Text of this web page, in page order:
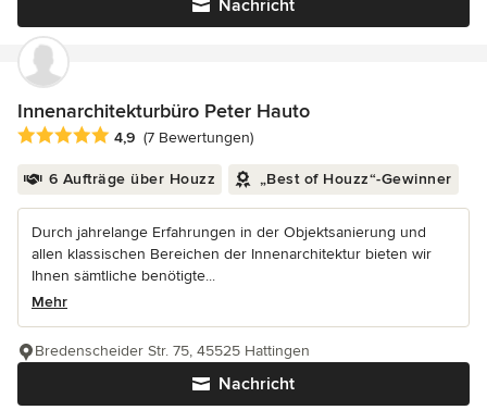
Nachricht
Innenarchitekturbüro Peter Hauto
Durchschnittliche Bewertung: 4.9 von 5 Sternen
4,9 (7 Bewertungen)
6 Aufträge über Houzz „Best of Houzz“-Gewinner
Durch jahrelange Erfahrungen in der Objektsanierung und
allen klassischen Bereichen der Innenarchitektur bieten wir
Ihnen sämtliche benötigte...
Mehr
Nachricht
Bredenscheider Str. 75, 45525 Hattingen